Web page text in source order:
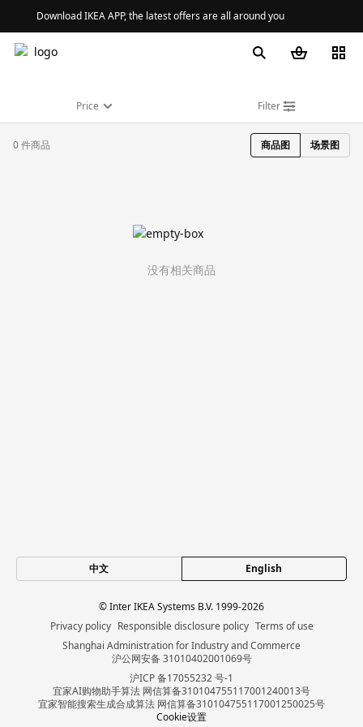
Download IKEA APP, the latest offers are all around you
Price Filter
0 件商品 商品图 场景图
没有相关商品
中文 English
© Inter IKEA Systems B.V. 1999-2026
Privacy policy Responsible disclosure policy Terms of use
Shanghai Administration for Industry and Commerce
沪公网安备 31010402001069号
沪ICP 备17055232 号-1
宜家AI购物助手算法 网信算备310104755117001240013号
宜家智能搜索生成合成算法 网信算备310104755117001250025号
Cookie设置